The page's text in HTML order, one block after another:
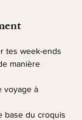
tes week-ends
manière
voyage à
base du croquis